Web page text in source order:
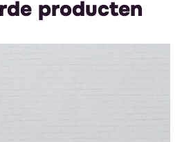
producten